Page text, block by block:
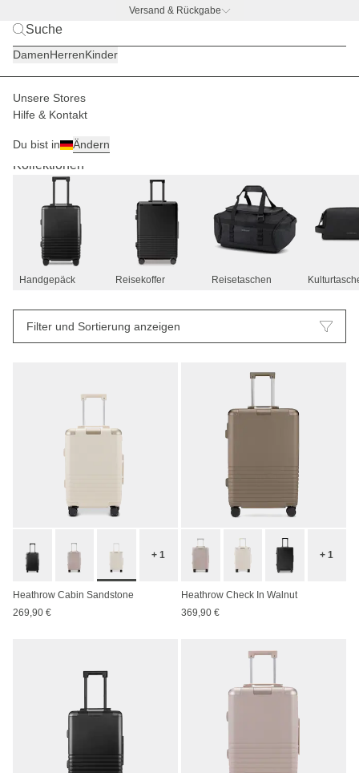
Versand & Rückgabe
DamenHerrenKinder
Unsere Stores
Hilfe & Kontakt
Du bist in Ändern
Reisegepäck
Kollektionen
Handgepäck Reisekoffer Reisetaschen
Filter und Sortierung anzeigen
+ 1
Heathrow Cabin Sandstone
269,90 €
+ 1
Heathrow Check In Walnut
369,90 €